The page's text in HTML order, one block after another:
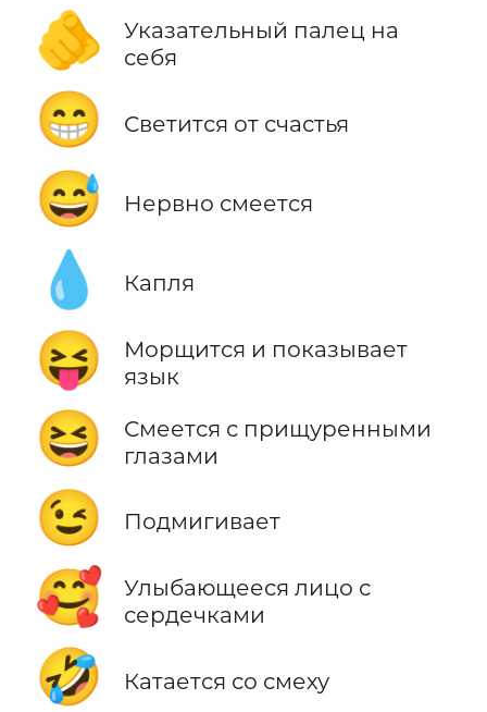
🫵
Указательный палец на
себя
😁 Светится от счастья
😅 Нервно смеется
💧 Капля
😝
Морщится и показывает
язык
😆
Смеется с прищуренными
глазами
😉 Подмигивает
🥰
Улыбающееся лицо с
сердечками
🤣 Катается со смеху